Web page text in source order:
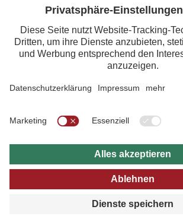
Tirol Werbung
Maria-Theresien-Straße 55 · 6020
+43.512.5320-656·
RSS-Feeds
Impressum
Datenschutzerklärung
AGBs
FAQs
B2B